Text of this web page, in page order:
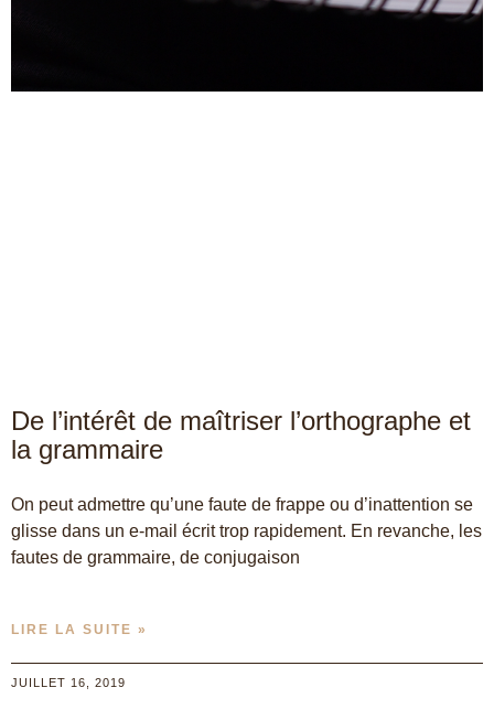
De l’intérêt de maîtriser l’orthographe et
la grammaire
On peut admettre qu’une faute de frappe ou d’inattention se
glisse dans un e-mail écrit trop rapidement. En revanche, les
fautes de grammaire, de conjugaison
LIRE LA SUITE »
JUILLET 16, 2019